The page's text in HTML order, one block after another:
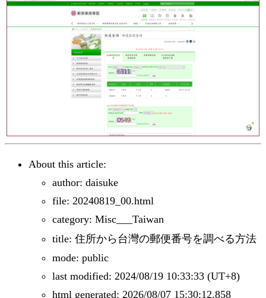
About this article:
author: daisuke
file: 20240819_00.html
category: Misc___Taiwan
title: 住所から台灣の郵便番号を調べる方法
mode: public
last modified: 2024/08/19 10:33:33 (UT+8)
html generated: 2026/08/07 15:30:12.858